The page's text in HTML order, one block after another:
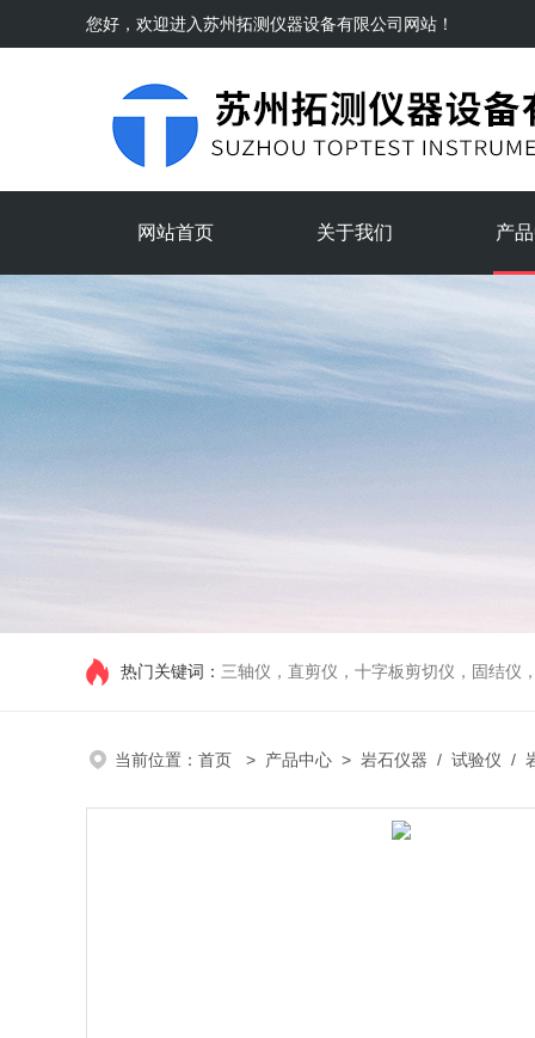
您好，欢迎进入苏州拓测仪器设备有限公司 网站！
网站首页 关于我们 产
热门关键词： 三轴仪，直剪仪，十字板剪切仪，固结仪
当前位置： 首页 > 产品中心 > 岩石仪器 / 试验仪 /